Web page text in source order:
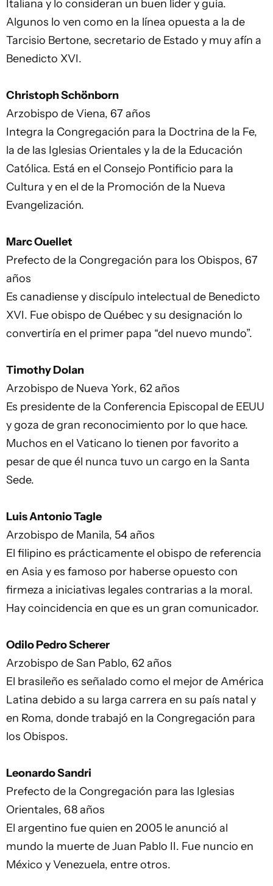
Italiana y lo consideran un buen líder y guía.
Algunos lo ven como en la línea opuesta a la de
Tarcisio Bertone, secretario de Estado y muy afín a
Benedicto XVI.
Christoph Schönborn
Arzobispo de Viena, 67 años
Integra la Congregación para la Doctrina de la Fe,
la de las Iglesias Orientales y la de la Educación
Católica. Está en el Consejo Pontificio para la
Cultura y en el de la Promoción de la Nueva
Evangelización.
Marc Ouellet
Prefecto de la Congregación para los Obispos, 67
años
Es canadiense y discípulo intelectual de Benedicto
XVI. Fue obispo de Québec y su designación lo
convertiría en el primer papa “del nuevo mundo”.
Timothy Dolan
Arzobispo de Nueva York, 62 años
Es presidente de la Conferencia Episcopal de EEUU
y goza de gran reconocimiento por lo que hace.
Muchos en el Vaticano lo tienen por favorito a
pesar de que él nunca tuvo un cargo en la Santa
Sede.
Luis Antonio Tagle
Arzobispo de Manila, 54 años
El filipino es prácticamente el obispo de referencia
en Asia y es famoso por haberse opuesto con
firmeza a iniciativas legales contrarias a la moral.
Hay coincidencia en que es un gran comunicador.
Odilo Pedro Scherer
Arzobispo de San Pablo, 62 años
El brasileño es señalado como el mejor de América
Latina debido a su larga carrera en su país natal y
en Roma, donde trabajó en la Congregación para
los Obispos.
Leonardo Sandri
Prefecto de la Congregación para las Iglesias
Orientales, 68 años
El argentino fue quien en 2005 le anunció al
mundo la muerte de Juan Pablo II. Fue nuncio en
México y Venezuela, entre otros.